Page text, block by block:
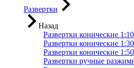
Развертки
Назад
Развертки конические 1:10
Развертки конические 1:30
Развертки конические 1:50
Развертки ручные